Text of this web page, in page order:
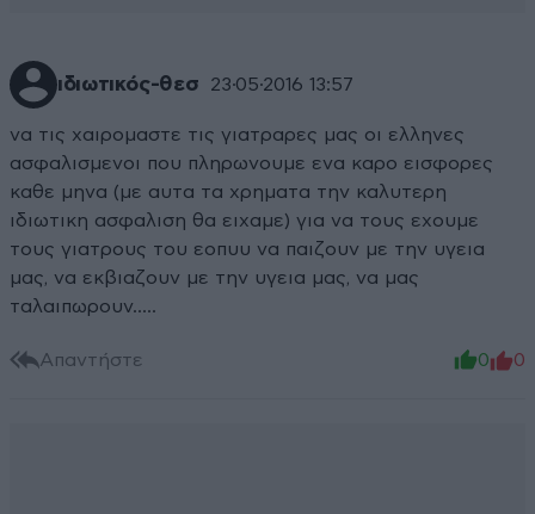
ιδιωτικός-θεσ 23·05·2016 13:57
να τις χαιρομαστε τις γιατραρες μας οι ελληνες
ασφαλισμενοι που πληρωνουμε ενα καρο εισφορες
καθε μηνα (με αυτα τα χρηματα την καλυτερη
ιδιωτικη ασφαλιση θα ειχαμε) για να τους εχουμε
τους γιατρους του εοπυυ να παιζουν με την υγεια
μας, να εκβιαζουν με την υγεια μας, να μας
ταλαιπωρουν.....
Απαντήστε 0 0